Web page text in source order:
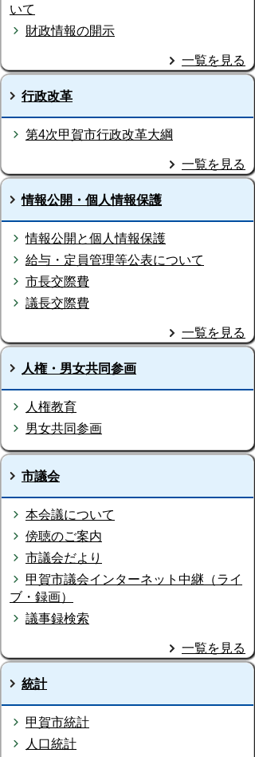
いて
財政情報の開示
一覧を見る
行政改革
第4次甲賀市行政改革大綱
一覧を見る
情報公開・個人情報保護
情報公開と個人情報保護
給与・定員管理等公表について
市長交際費
議長交際費
一覧を見る
人権・男女共同参画
人権教育
男女共同参画
市議会
本会議について
傍聴のご案内
市議会だより
甲賀市議会インターネット中継（ライ
ブ・録画）
議事録検索
一覧を見る
統計
甲賀市統計
人口統計